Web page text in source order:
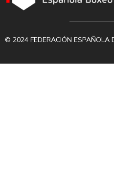
© 2024 FEDERACIÓN ESPAÑOLA